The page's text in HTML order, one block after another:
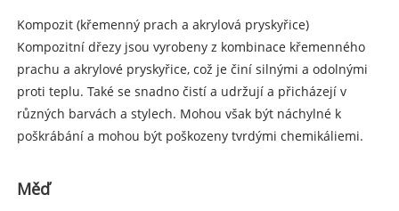
Kompozit (křemenný prach a akrylová pryskyřice)
Kompozitní dřezy jsou vyrobeny z kombinace křemenného
prachu a akrylové pryskyřice, což je činí silnými a odolnými
proti teplu. Také se snadno čistí a udržují a přicházejí v
různých barvách a stylech. Mohou však být náchylné k
poškrábání a mohou být poškozeny tvrdými chemikáliemi.
Měď